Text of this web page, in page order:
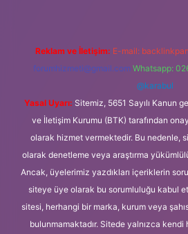
Reklam ve İletişim: E-mail:
forumhizmeti@gmail.com Whatsapp:
@karabul
Yasal Uyarı: Sitemiz, 5651 Sayılı Kanun
ve İletişim Kurumu (BTK) tarafından
olarak hizmet vermektedir. Bu nedenle,
olarak denetleme veya araştırma
Ancak, üyelerimiz yazdıkları içeriklerin
siteye üye olarak bu sorumluluğu kabul
sitesi, herhangi bir marka, kurum veya
bulunmamaktadır. Sitede yalnızca kendi